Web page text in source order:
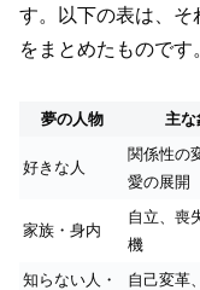
す。以下の表は、そ
をまとめたものです
夢の人物 主
好きな人
関係性の
愛の展開
家族・身内
自立、喪
機
知らない人・
自己変革